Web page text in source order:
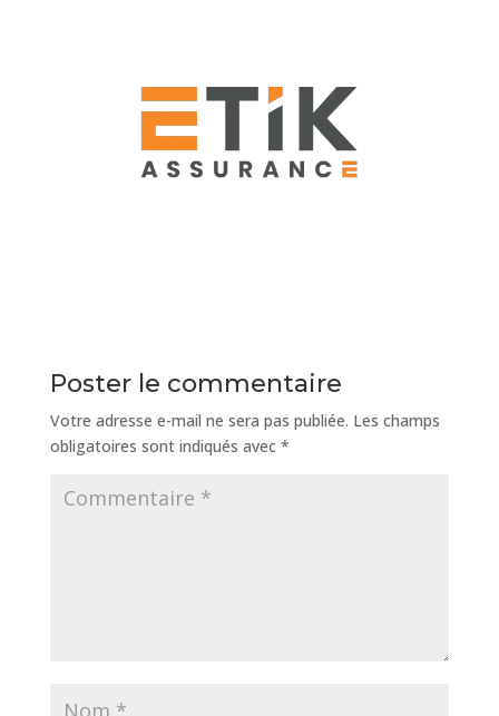
Poster le commentaire
Votre adresse e-mail ne sera pas publiée. Les champs
obligatoires sont indiqués avec *